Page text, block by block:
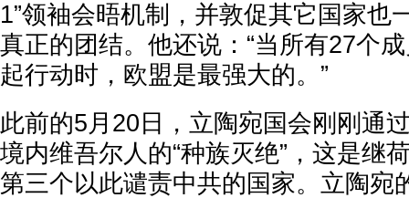
1”领袖会晤机制，并敦促其它国家也
真正的团结。他还说：“当所有27个
起行动时，欧盟是最强大的。”
此前的5月20日，立陶宛国会刚刚通
境内维吾尔人的“种族灭绝”，这是继
第三个以此谴责中共的国家。立陶宛